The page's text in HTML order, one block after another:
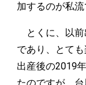
加するのが私流
とくに、以前
であり、とて
出産後の2019